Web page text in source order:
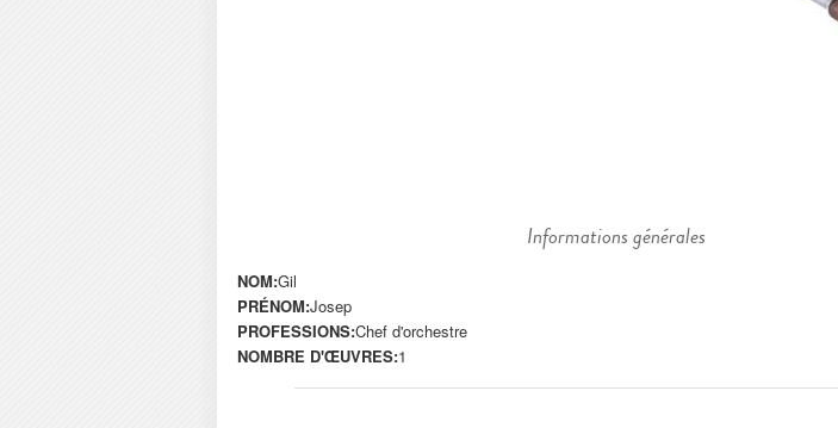
Informations générales
NOM:Gil
PRÉNOM:Josep
PROFESSIONS:Chef d'orchestre
NOMBRE D'ŒUVRES:1